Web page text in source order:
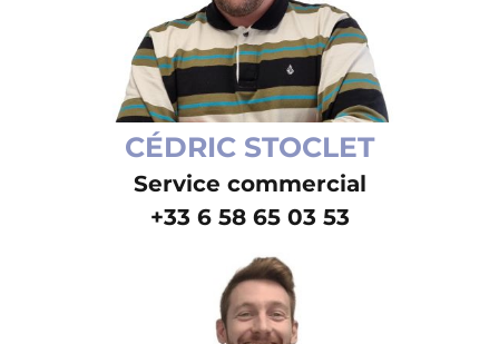
CÉDRIC STOCLET
Service commercial
+33 6 58 65 03 53